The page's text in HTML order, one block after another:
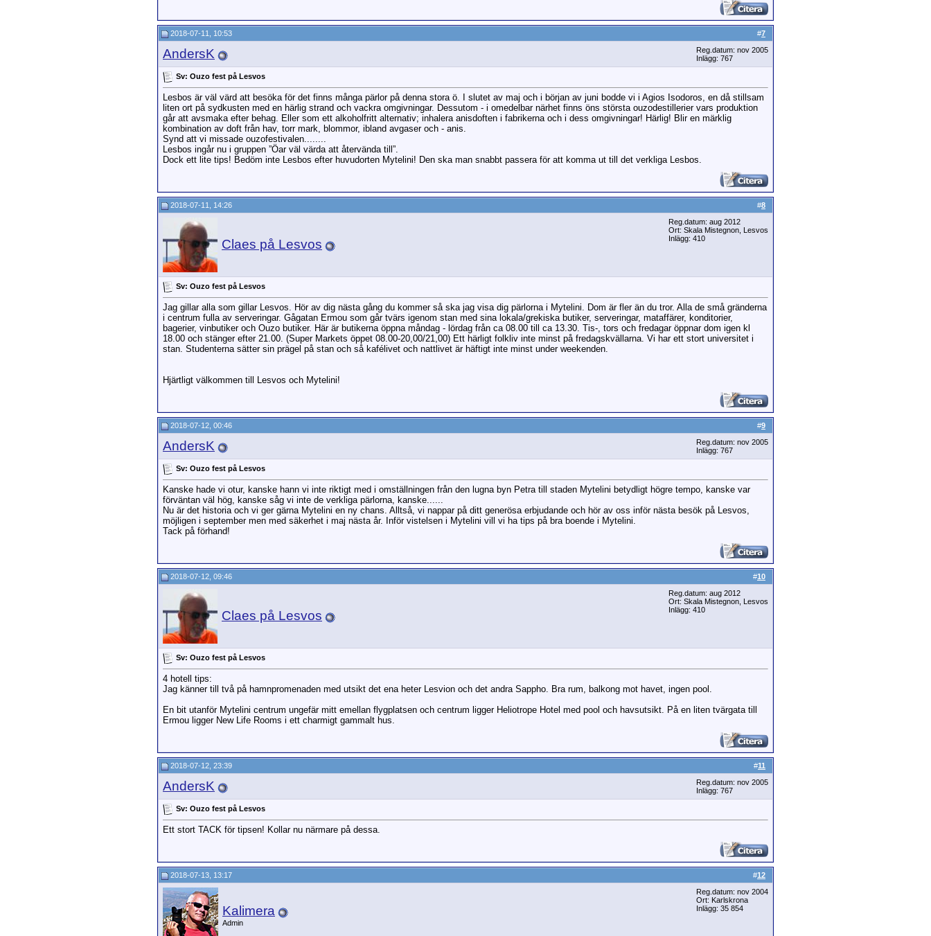
#7
2018-07-11, 10:53
AndersK
Reg.datum: nov 2005
Inlägg: 767
Sv: Ouzo fest på Lesvos
Lesbos är väl värd att besöka för det finns många pärlor på denna stora ö. I slutet av maj och i början av juni bodde vi i Agios Isodoros, en då stillsam
liten ort på sydkusten med en härlig strand och vackra omgivningar. Dessutom - i omedelbar närhet finns öns största ouzodestillerier vars produktion
går att avsmaka efter behag. Eller som ett alkoholfritt alternativ; inhalera anisdoften i fabrikerna och i dess omgivningar! Härlig! Blir en märklig
kombination av doft från hav, torr mark, blommor, ibland avgaser och - anis.
Synd att vi missade ouzofestivalen........
Lesbos ingår nu i gruppen ”Öar väl värda att återvända till”.
Dock ett lite tips! Bedöm inte Lesbos efter huvudorten Mytelini! Den ska man snabbt passera för att komma ut till det verkliga Lesbos.
#8
2018-07-11, 14:26
Claes på Lesvos
Reg.datum: aug 2012
Ort: Skala Mistegnon, Lesvos
Inlägg: 410
Sv: Ouzo fest på Lesvos
Jag gillar alla som gillar Lesvos. Hör av dig nästa gång du kommer så ska jag visa dig pärlorna i Mytelini. Dom är fler än du tror. Alla de små gränderna
i centrum fulla av serveringar. Gågatan Ermou som går tvärs igenom stan med sina lokala/grekiska butiker, serveringar, mataffärer, konditorier,
bagerier, vinbutiker och Ouzo butiker. Här är butikerna öppna måndag - lördag från ca 08.00 till ca 13.30. Tis-, tors och fredagar öppnar dom igen kl
18.00 och stänger efter 21.00. (Super Markets öppet 08.00-20,00/21,00) Ett härligt folkliv inte minst på fredagskvällarna. Vi har ett stort universitet i
stan. Studenterna sätter sin prägel på stan och så kafélivet och nattlivet är häftigt inte minst under weekenden.
Hjärtligt välkommen till Lesvos och Mytelini!
#9
2018-07-12, 00:46
AndersK
Reg.datum: nov 2005
Inlägg: 767
Sv: Ouzo fest på Lesvos
Kanske hade vi otur, kanske hann vi inte riktigt med i omställningen från den lugna byn Petra till staden Mytelini betydligt högre tempo, kanske var
förväntan väl hög, kanske såg vi inte de verkliga pärlorna, kanske......
Nu är det historia och vi ger gärna Mytelini en ny chans. Alltså, vi nappar på ditt generösa erbjudande och hör av oss inför nästa besök på Lesvos,
möjligen i september men med säkerhet i maj nästa år. Inför vistelsen i Mytelini vill vi ha tips på bra boende i Mytelini.
Tack på förhand!
#10
2018-07-12, 09:46
Claes på Lesvos
Reg.datum: aug 2012
Ort: Skala Mistegnon, Lesvos
Inlägg: 410
Sv: Ouzo fest på Lesvos
4 hotell tips:
Jag känner till två på hamnpromenaden med utsikt det ena heter Lesvion och det andra Sappho. Bra rum, balkong mot havet, ingen pool.
En bit utanför Mytelini centrum ungefär mitt emellan flygplatsen och centrum ligger Heliotrope Hotel med pool och havsutsikt. På en liten tvärgata till
Ermou liggerNew Life Rooms i ett charmigt gammalt hus.
#11
2018-07-12, 23:39
AndersK
Reg.datum: nov 2005
Inlägg: 767
Sv: Ouzo fest på Lesvos
Ett stort TACK för tipsen! Kollar nu närmare på dessa.
#12
2018-07-13, 13:17
Kalimera
Admin
Reg.datum: nov 2004
Ort: Karlskrona
Inlägg: 35 854